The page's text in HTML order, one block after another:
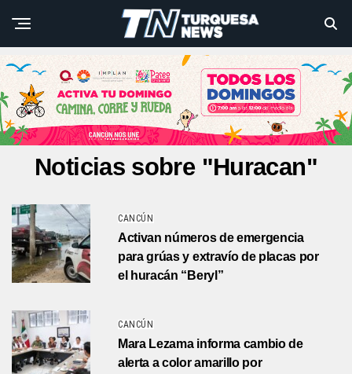
Noticias sobre "Huracan"
CANCÚN
Activan números de emergencia
para grúas y extravío de placas por
el huracán “Beryl”
CANCÚN
Mara Lezama informa cambio de
alerta a color amarillo por